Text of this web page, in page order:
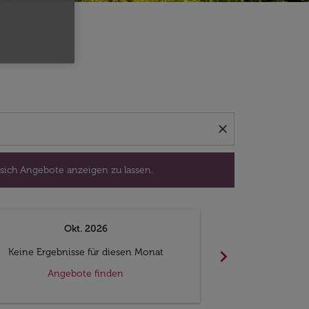
close
Angebote anzeigen zu lassen.
aus, um sich Angebote anzeigen zu lassen.
Okt. 2026
Keine Ergebnisse für diesen Monat
Angebote finden
chevron_right